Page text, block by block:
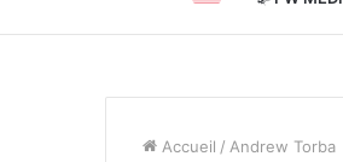
Accueil / Andrew Torba